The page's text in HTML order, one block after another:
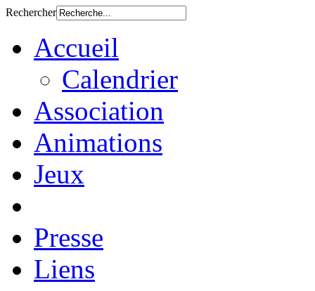
Rechercher
Accueil
Calendrier
Association
Animations
Jeux
Presse
Liens